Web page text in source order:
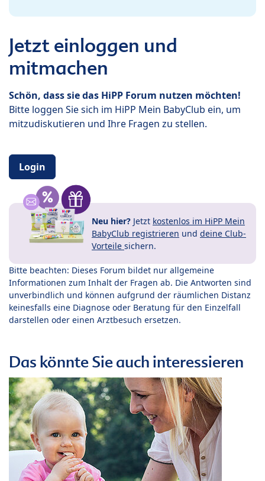
Jetzt einloggen und
mitmachen
Schön, dass sie das HiPP Forum nutzen möchten!
Bitte loggen Sie sich im HiPP Mein BabyClub ein, um
mitzudiskutieren und Ihre Fragen zu stellen.
Login
Neu hier? Jetzt kostenlos im HiPP Mein
BabyClub registrieren und deine Club-
Vorteile sichern.
Bitte beachten: Dieses Forum bildet nur allgemeine
Informationen zum Inhalt der Fragen ab. Die Antworten sind
unverbindlich und können aufgrund der räumlichen Distanz
keinesfalls eine Diagnose oder Beratung für den Einzelfall
darstellen oder einen Arztbesuch ersetzen.
Das könnte Sie auch interessieren